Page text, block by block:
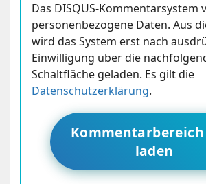
Das DISQUS-Kommentarsystem
personenbezogene Daten. Aus
wird das System erst nach
Einwilligung über die
Schaltfläche geladen. Es gilt die
Datenschutzerklärung.
laden